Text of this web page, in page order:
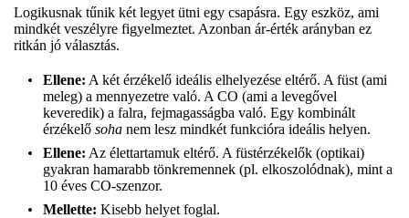
Logikusnak tűnik két legyet ütni egy csapásra. Egy eszköz, ami
mindkét veszélyre figyelmeztet. Azonban ár-érték arányban ez
ritkán jó választás.
Ellene: A két érzékelő ideális elhelyezése eltérő. A füst (ami
meleg) a mennyezetre való. A CO (ami a levegővel
keveredik) a falra, fejmagasságba való. Egy kombinált
érzékelő soha nem lesz mindkét funkcióra ideális helyen.
Ellene: Az élettartamuk eltérő. A füstérzékelők (optikai)
gyakran hamarabb tönkremennek (pl. elkoszolódnak), mint a
10 éves CO-szenzor.
Mellette: Kisebb helyet foglal.